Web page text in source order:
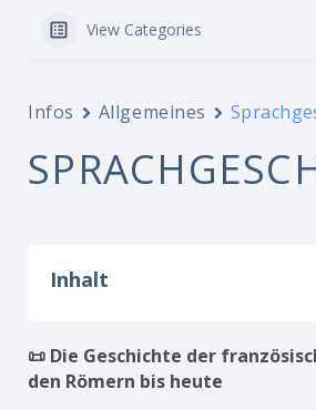
View Categories
Infos Allgemeines
Inhalt
📜 Die Geschichte der
den Römern bis heute